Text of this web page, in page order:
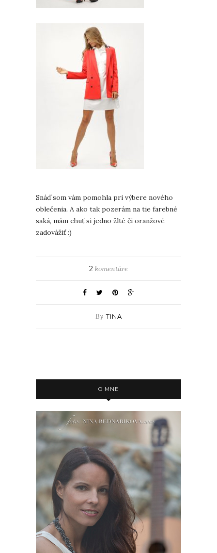
Snáď som vám pomohla pri výbere nového
oblečenia. A ako tak pozerám na tie farebné
saká, mám chuť si jedno žlté či oranžové
zadovážiť :)
2 komentáre
By TINA
O MNE